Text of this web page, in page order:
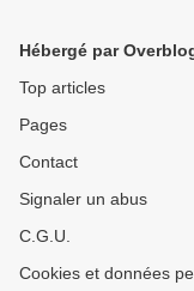
Hébergé par
Top articles
Pages
Contact
Signaler un abus
C.G.U.
Cookies et données